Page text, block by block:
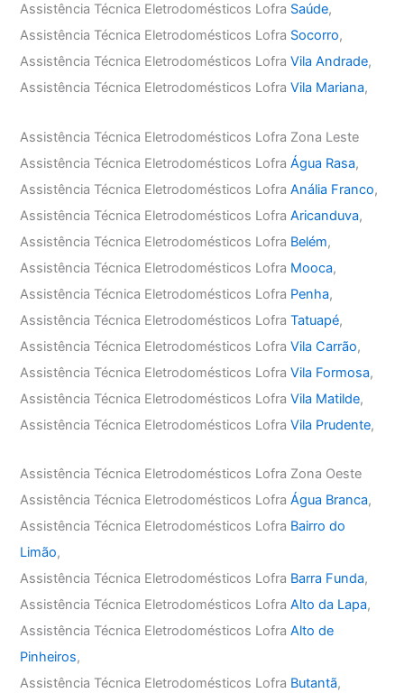
Assistência Técnica Eletrodomésticos Lofra Saúde,
Assistência Técnica Eletrodomésticos Lofra Socorro,
Assistência Técnica Eletrodomésticos LofraVila Andrade,
Assistência Técnica Eletrodomésticos LofraVila Mariana,
Assistência Técnica Eletrodomésticos Lofra Zona Leste
Assistência Técnica Eletrodomésticos LofraÁgua Rasa,
Assistência Técnica Eletrodomésticos LofraAnália Franco,
Assistência Técnica Eletrodomésticos LofraAricanduva,
Assistência Técnica Eletrodomésticos Lofra Belém,
Assistência Técnica Eletrodomésticos Lofra Mooca,
Assistência Técnica Eletrodomésticos Lofra Penha,
Assistência Técnica Eletrodomésticos LofraTatuapé,
Assistência Técnica Eletrodomésticos LofraVila Carrão,
Assistência Técnica Eletrodomésticos LofraVila Formosa,
Assistência Técnica Eletrodomésticos LofraVila Matilde,
Assistência Técnica Eletrodomésticos LofraVila Prudente,
Assistência Técnica Eletrodomésticos Lofra Zona Oeste
Assistência Técnica Eletrodomésticos LofraÁgua Branca,
Assistência Técnica Eletrodomésticos Lofra Bairro do
Limão,
Assistência Técnica Eletrodomésticos Lofra Barra Funda,
Assistência Técnica Eletrodomésticos LofraAlto da Lapa,
Assistência Técnica Eletrodomésticos LofraAlto de
Pinheiros,
Assistência Técnica Eletrodomésticos Lofra Butantã,